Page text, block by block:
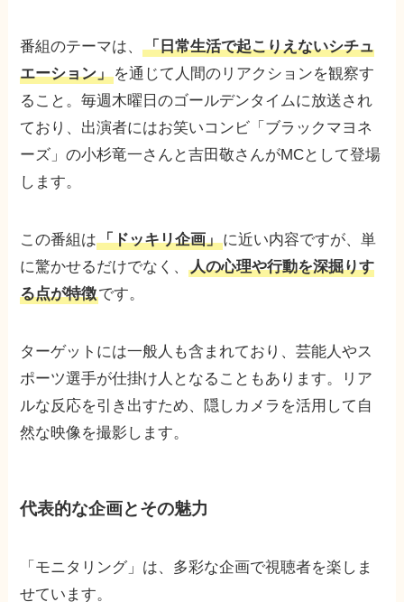
番組のテーマは、「日常生活で起こりえないシチュ
エーション」を通じて人間のリアクションを観察す
ること。毎週木曜日のゴールデンタイムに放送され
ており、出演者にはお笑いコンビ「ブラックマヨネ
ーズ」の小杉竜一さんと吉田敬さんがMCとして登場
します。
この番組は「ドッキリ企画」に近い内容ですが、単
に驚かせるだけでなく、人の心理や行動を深掘りす
る点が特徴です。
ターゲットには一般人も含まれており、芸能人やス
ポーツ選手が仕掛け人となることもあります。リア
ルな反応を引き出すため、隠しカメラを活用して自
然な映像を撮影します。
代表的な企画とその魅力
「モニタリング」は、多彩な企画で視聴者を楽しま
せています。